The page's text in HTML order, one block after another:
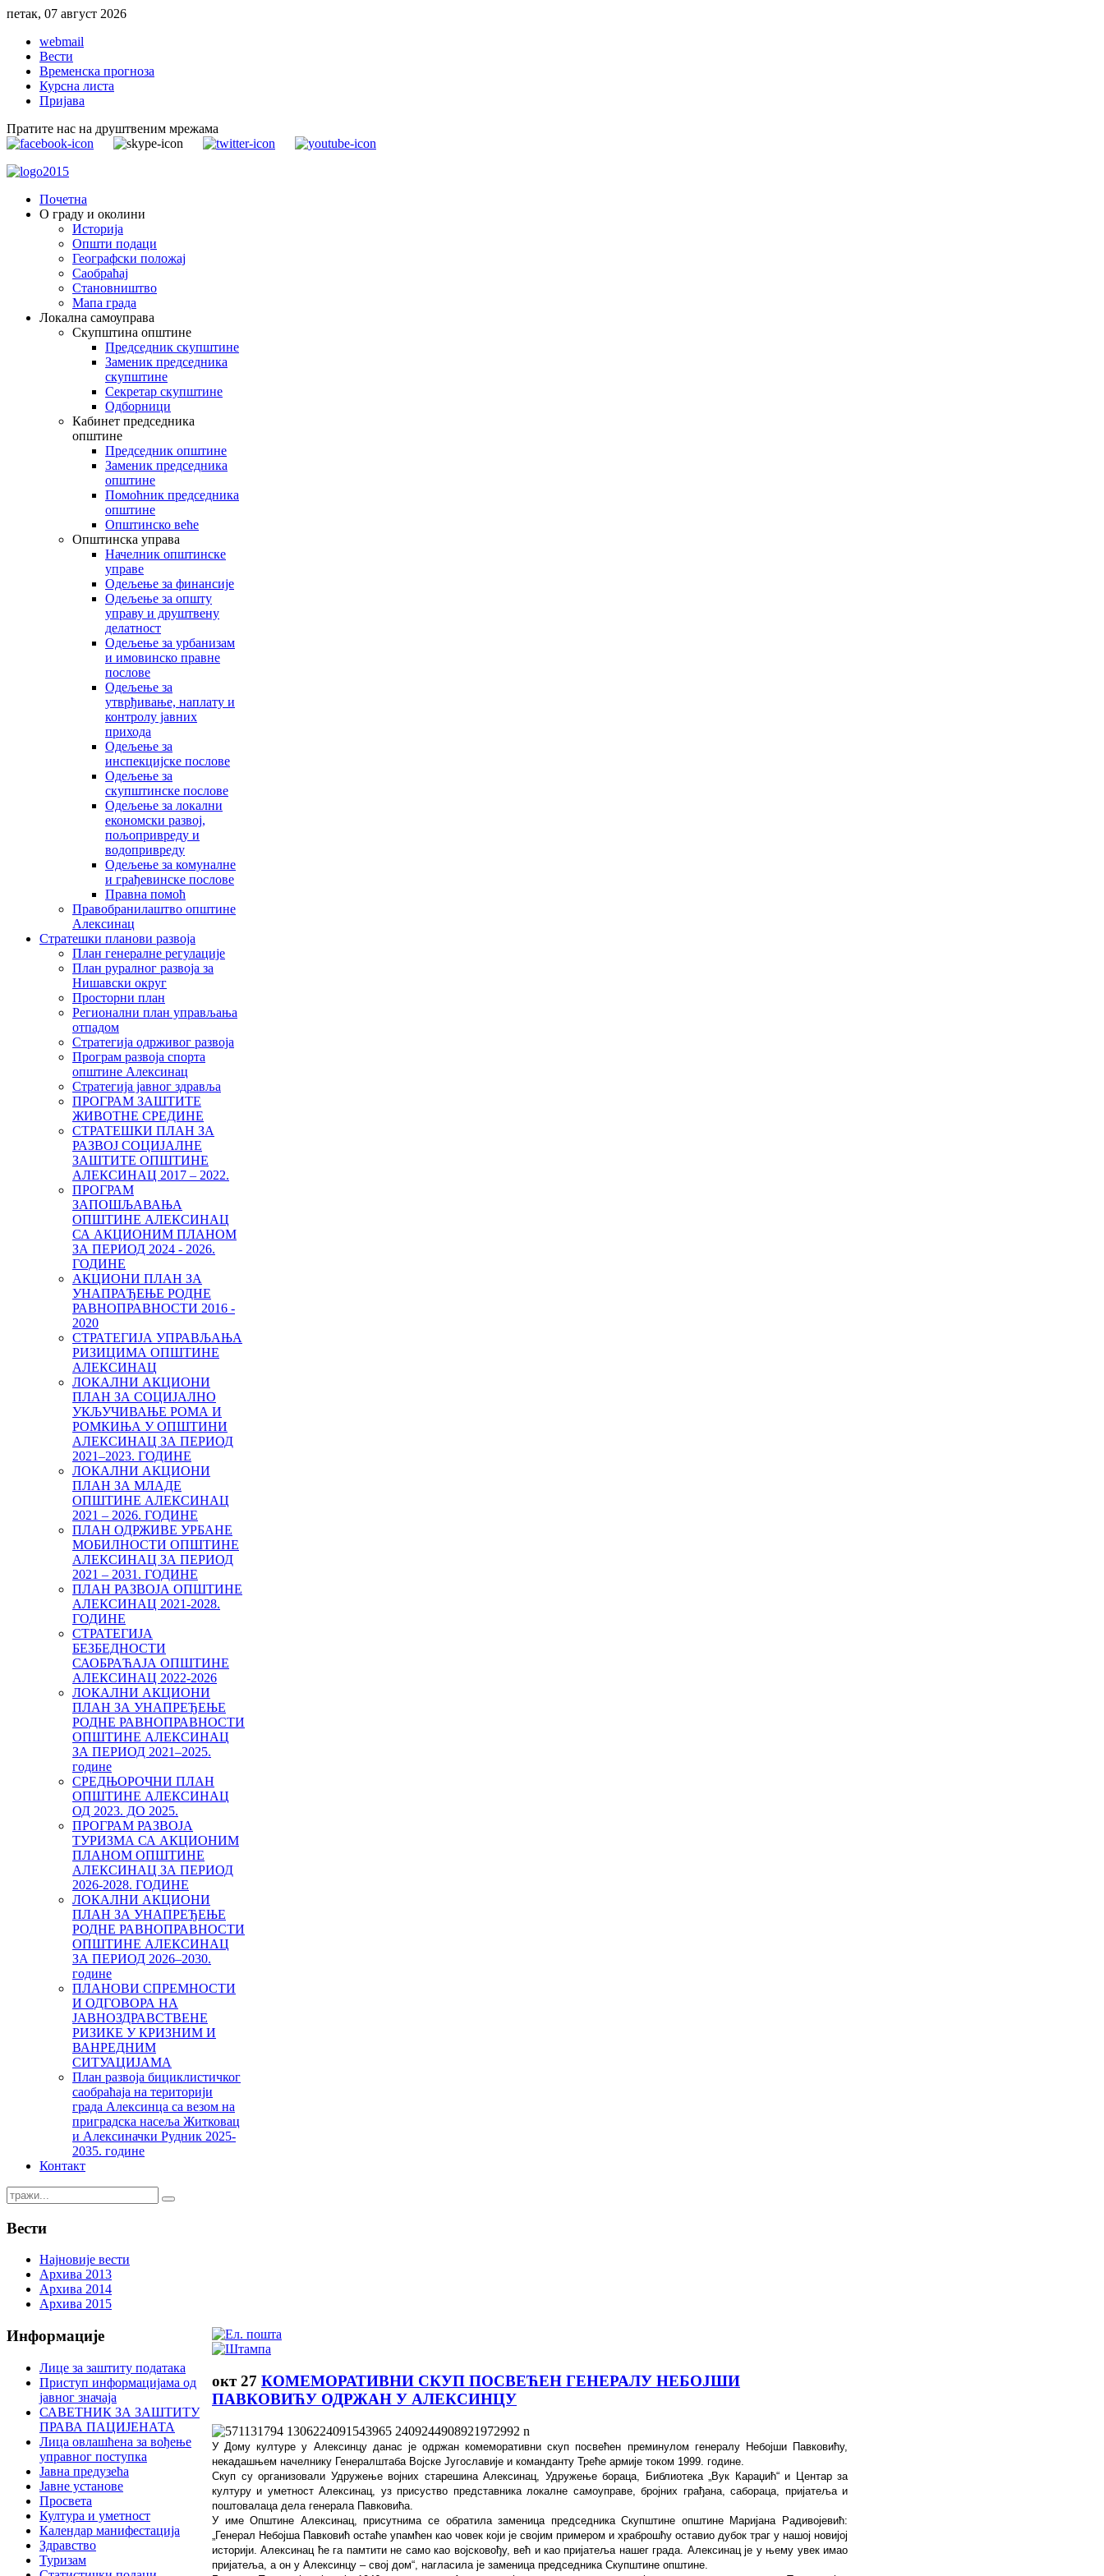
петак, 07 август 2026
webmail
Вести
Временска прогноза
Курсна листа
Пријава
Пратите нас на друштвеним мрежама
Почетна
О граду и околини
Историја
Општи подаци
Географски положај
Саобраћај
Становништво
Мапа града
Локална самоуправа
Скупштина општине
Председник скупштине
Заменик председника
скупштине
Секретар скупштине
Одборници
Кабинет председника
општине
Председник општине
Заменик председника
општине
Помоћник председника
општине
Општинско веће
Општинска управа
Начелник општинске
управе
Одељење за финансије
Одељење за општу
управу и друштвену
делатност
Одељење за урбанизам
и имовинско правне
послове
Одељење за
утврђивање, наплату и
контролу јавних
прихода
Одељење за
инспекцијске послове
Одељење за
скупштинске послове
Одељење за локални
економски развој,
пољопривреду и
водопривреду
Одељење за комуналне
и грађевинске послове
Правна помоћ
Правобранилаштво општине
Алексинац
Стратешки планови развоја
План генералне регулације
План руралног развоја за
Нишавски округ
Просторни план
Регионални план управљања
отпадом
Стратегија одрживог развоја
Програм развоја спорта
општине Алексинац
Стратегија јавног здравља
ПРОГРАМ ЗАШТИТЕ
ЖИВОТНЕ СРЕДИНЕ
СТРАТЕШКИ ПЛАН ЗА
РАЗВОЈ СОЦИЈАЛНЕ
ЗАШТИТЕ ОПШТИНЕ
АЛЕКСИНАЦ 2017 – 2022.
ПРОГРАМ
ЗАПОШЉАВАЊА
ОПШТИНЕ АЛЕКСИНАЦ
СА АКЦИОНИМ ПЛАНОМ
ЗА ПЕРИОД 2024 - 2026.
ГОДИНЕ
АКЦИОНИ ПЛАН ЗА
УНАПРАЂЕЊЕ РОДНЕ
РАВНОПРАВНОСТИ 2016 -
2020
СТРАТЕГИЈА УПРАВЉАЊА
РИЗИЦИМА ОПШТИНЕ
АЛЕКСИНАЦ
ЛОКАЛНИ АКЦИОНИ
ПЛАН ЗА СОЦИЈАЛНО
УКЉУЧИВАЊЕ РОМА И
РОМКИЊА У ОПШТИНИ
AЛЕКСИНАЦ ЗА ПЕРИОД
2021–2023. ГОДИНE
ЛОКАЛНИ АКЦИОНИ
ПЛАН ЗА МЛАДЕ
ОПШТИНЕ АЛЕКСИНАЦ
2021 – 2026. ГОДИНЕ
ПЛАН ОДРЖИВЕ УРБАНЕ
МОБИЛНОСТИ ОПШТИНЕ
АЛЕКСИНАЦ ЗА ПЕРИОД
2021 – 2031. ГОДИНЕ
ПЛАН РАЗВОЈА ОПШТИНЕ
АЛЕКСИНАЦ 2021-2028.
ГОДИНЕ
СТРАТЕГИЈА
БЕЗБЕДНОСТИ
САОБРАЋАЈА ОПШТИНЕ
АЛЕКСИНАЦ 2022-2026
ЛОКАЛНИ АКЦИОНИ
ПЛАН ЗА УНАПРЕЂЕЊЕ
РОДНЕ РАВНОПРАВНОСТИ
ОПШТИНЕ АЛЕКСИНАЦ
ЗА ПЕРИОД 2021–2025.
године
СРЕДЊОРОЧНИ ПЛАН
ОПШТИНЕ АЛЕКСИНАЦ
ОД 2023. ДО 2025.
ПРОГРАМ РАЗВОЈА
ТУРИЗМА СА АКЦИОНИМ
ПЛАНОМ ОПШТИНЕ
АЛЕКСИНАЦ ЗА ПЕРИОД
2026-2028. ГОДИНЕ
ЛОКАЛНИ АКЦИОНИ
ПЛАН ЗА УНАПРЕЂЕЊЕ
РОДНЕ РАВНОПРАВНОСТИ
ОПШТИНЕ АЛЕКСИНАЦ
ЗА ПЕРИОД 2026–2030.
године
ПЛАНОВИ СПРЕМНОСТИ
И ОДГОВОРА НА
ЈАВНОЗДРАВСТВЕНЕ
РИЗИКЕ У КРИЗНИМ И
ВАНРЕДНИМ
СИТУАЦИЈАМА
План развоја бициклистичког
саобраћаја на територији
града Алексинца са везом на
приградска насеља Житковац
и Алексиначки Рудник 2025-
2035. године
Контакт
Вести
Најновије вести
Архива 2013
Архива 2014
Архива 2015
окт 27 КОМЕМОРАТИВНИ СКУП ПОСВЕЋЕН ГЕНЕРАЛУ НЕБОЈШИ
ПАВКОВИЋУ ОДРЖАН У АЛЕКСИНЦУ
У Дому културе у Алексинцу данас је одржан комеморативни скуп посвећен преминулом генералу Небојши Павковићу,
некадашњем начелнику Генералштаба Војске Југославије и команданту Треће армије током 1999. године.
Скуп су организовали Удружење војних старешина Алексинац, Удружење бораца, Библиотека „Вук Караџић“ и Центар за
културу и уметност Алексинац, уз присуство представника локалне самоуправе, бројних грађана, сабораца, пријатеља и
поштовалаца дела генерала Павковића.
У име Општине Алексинац, присутнима се обратила заменица председника Скупштине општине Маријана Радивојевић:
„Генерал Небојша Павковић остаће упамћен као човек који је својим примером и храброшћу оставио дубок траг у нашој новијој
историји. Алексинац ће га памтити не само као војсковођу, већ и као пријатеља нашег града. Алексинац је у њему увек имао
пријатеља, а он у Алексинцу – свој дом“, нагласила је заменица председника Скупштине општине.
Информације
Лице за заштиту података
Приступ информацијама од
јавног значаја
САВЕТНИК ЗА ЗАШТИТУ
ПРАВА ПАЦИЈЕНАТА
Лица овлашћена за вођење
управног поступка
Јавна предузећа
Јавне установе
Просвета
Култура и уметност
Календар манифестација
Здравство
Туризам